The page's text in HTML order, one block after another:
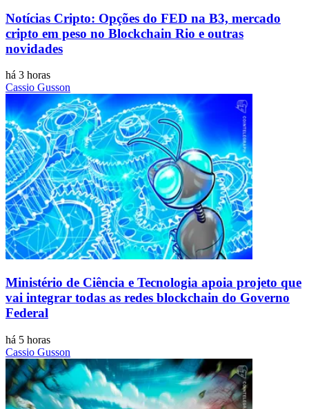
Notícias Cripto: Opções do FED na B3, mercado
cripto em peso no Blockchain Rio e outras
novidades
há 3 horas
Cassio Gusson
Ministério de Ciência e Tecnologia apoia projeto que
vai integrar todas as redes blockchain do Governo
Federal
há 5 horas
Cassio Gusson